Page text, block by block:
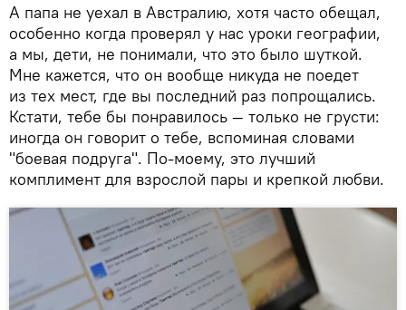
А папа не уехал в Австралию, хотя часто обещал,
особенно когда проверял у нас уроки географии,
а мы, дети, не понимали, что это было шуткой.
Мне кажется, что он вообще никуда не поедет
из тех мест, где вы последний раз попрощались.
Кстати, тебе бы понравилось — только не грусти:
иногда он говорит о тебе, вспоминая словами
"боевая подруга". По-моему, это лучший
комплимент для взрослой пары и крепкой любви.